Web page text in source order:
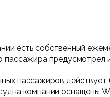
есть собственный
пассажира предусмотрел
пассажиров действует
компании оснащены